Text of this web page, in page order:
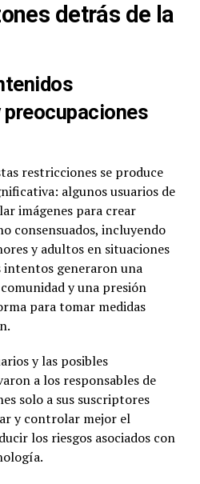
detrás de la
restricciones se produce
algunos usuarios de
imágenes para crear
consensuados, incluyendo
y adultos en situaciones
intentos generaron una
y una presión
para tomar medidas
y las posibles
a los responsables de
solo a sus suscriptores
y controlar mejor el
los riesgos asociados con